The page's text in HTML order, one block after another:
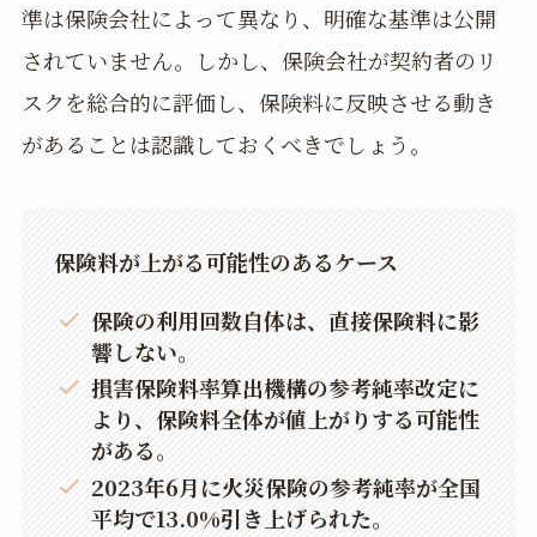
準は保険会社によって異なり、明確な基準は公開
されていません。しかし、保険会社が契約者のリ
スクを総合的に評価し、保険料に反映させる動き
があることは認識しておくべきでしょう。
保険料が上がる可能性のあるケース
保険の利用回数自体は、直接保険料に影
響しない。
損害保険料率算出機構の参考純率改定に
より、保険料全体が値上がりする可能性
がある。
2023年6月に火災保険の参考純率が全国
平均で13.0%引き上げられた。